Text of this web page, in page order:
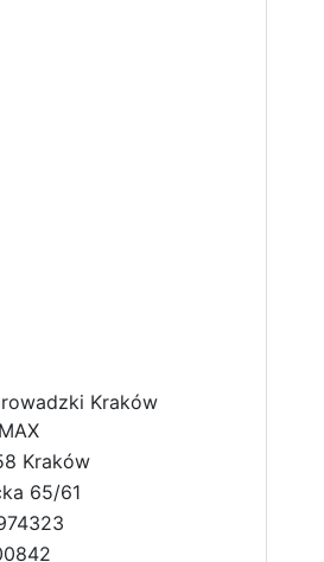
Kraków
Kraków
65/61